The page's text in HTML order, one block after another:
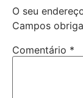
O seu
Campos
Comentário *